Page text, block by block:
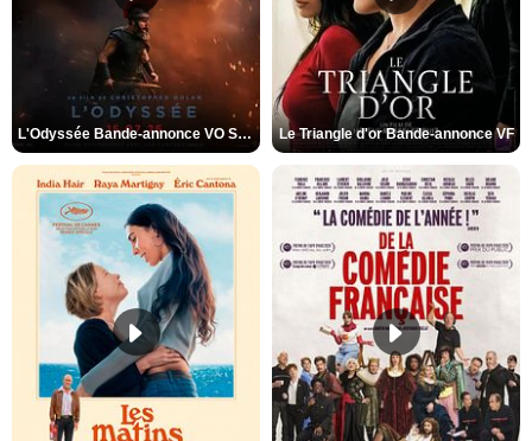
L'Odyssée Bande-annonce VO STFR Le Triangle d'or Bande-annonce VF